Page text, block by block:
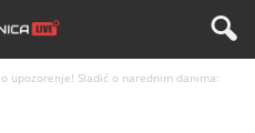
upozorenje! Sladić o narednim danima: